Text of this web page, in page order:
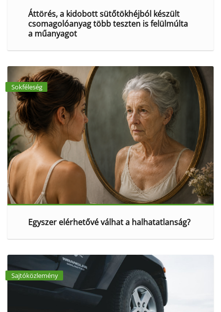
Áttörés, a kidobott sütőtökhéjból készült
csomagolóanyag több teszten is felülmúlta
a műanyagot
Sokféleség
Egyszer elérhetővé válhat a halhatatlanság?
Sajtóközlemény